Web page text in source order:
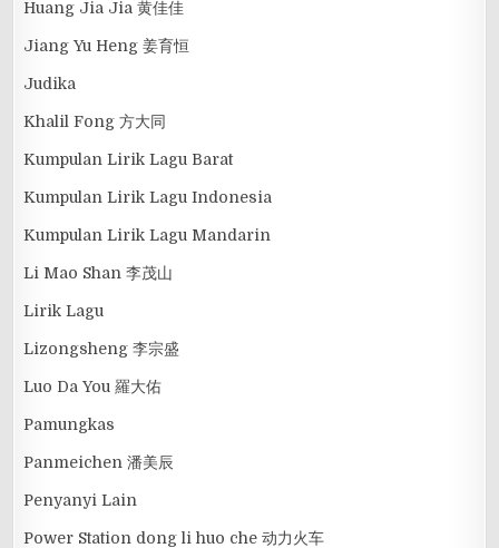
Huang Jia Jia 黄佳佳
Jiang Yu Heng 姜育恒
Judika
Khalil Fong 方大同
Kumpulan Lirik Lagu Barat
Kumpulan Lirik Lagu Indonesia
Kumpulan Lirik Lagu Mandarin
Li Mao Shan 李茂山
Lirik Lagu
Lizongsheng 李宗盛
Luo Da You 羅大佑
Pamungkas
Panmeichen 潘美辰
Penyanyi Lain
Power Station dong li huo che 动力火车